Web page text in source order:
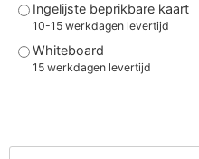
Ingelijste beprikbare kaart
10-15 werkdagen levertijd
Whiteboard
15 werkdagen levertijd